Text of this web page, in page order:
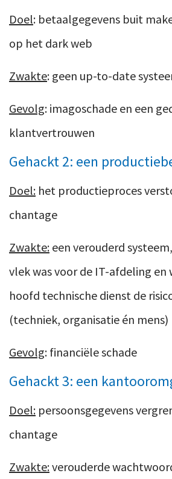
Doel: betaalgegevens buit
op het dark web
Zwakte: geen up-to-date
Gevolg: imagoschade en een
klantvertrouwen
Gehackt 2: een
Doel: het productieproces
chantage
Zwakte: een verouderd
vlek was voor de IT-afdeling en
hoofd technische dienst de
(techniek, organisatie én mens)
Gevolg: financiële schade
Gehackt 3: een
Doel: persoonsgegevens
chantage
Zwakte:verouderde